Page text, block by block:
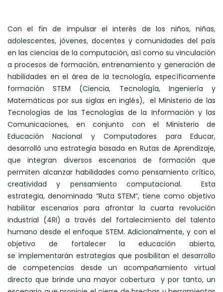
Con el fin de impulsar el interés de los niños, niñas,
adolescentes, jóvenes, docentes y comunidades del país
en las ciencias de la computación, así como su vinculación
a procesos de formación, entrenamiento y generación de
habilidades en el área de la tecnología, específicamente
formación STEM (Ciencia, Tecnología, Ingeniería y
Matemáticas por sus siglas en inglés), el Ministerio de las
Tecnologías de las Tecnologías de la Información y las
Comunicaciones, en conjunto con el Ministerio de
Educación Nacional y Computadores para Educar,
desarrolló una estrategia basada en Rutas de Aprendizaje,
que integran diversos escenarios de formación que
permiten alcanzar habilidades como pensamiento crítico,
creatividad y pensamiento computacional. Esta
estrategia, denominada “Ruta STEM”, tiene como objetivo
habilitar escenarios para afrontar la cuarta revolución
industrial (4RI) a través del fortalecimiento del talento
humano desde el enfoque STEM. Adicionalmente, y con el
objetivo de fortalecer la educación abierta,
se implementarán estrategias que posibilitan el desarrollo
de competencias desde un acompañamiento virtual
directo que brinde una mayor cobertura y por tanto, un